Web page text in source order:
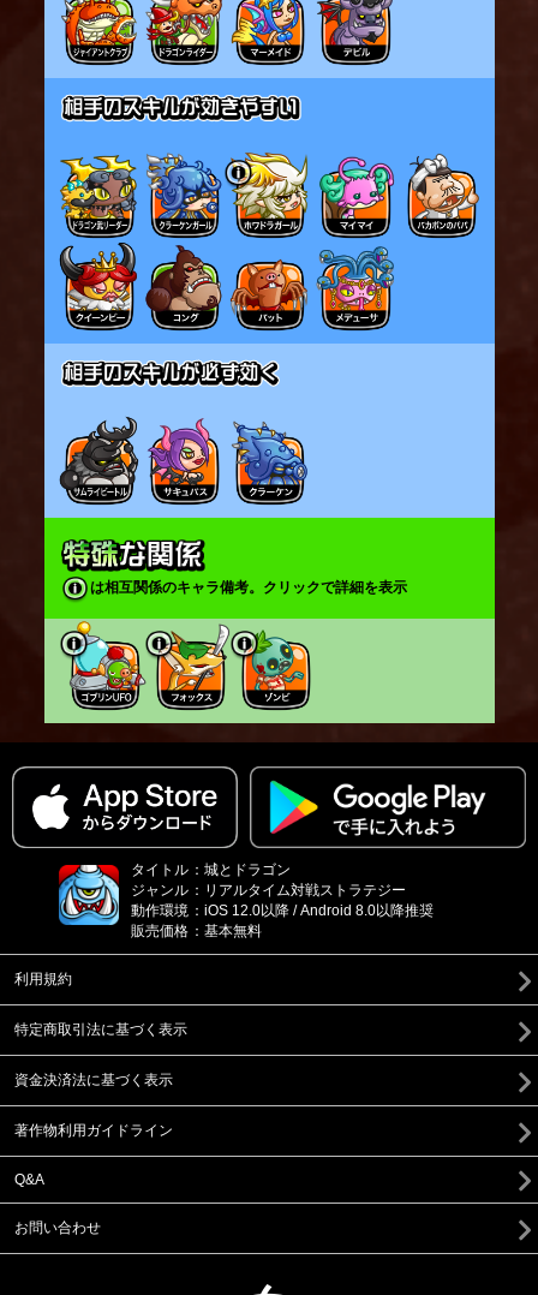
は相互関係のキャラ備考。クリックで詳細を表示
タイトル ： 城とドラゴン
ジャンル ： リアルタイム対戦ストラテジー
動作環境 ： iOS 12.0以降 / Android 8.0以降推奨
販売価格 ： 基本無料
利用規約
特定商取引法に基づく表示
資金決済法に基づく表示
著作物利用ガイドライン
Q&A
お問い合わせ